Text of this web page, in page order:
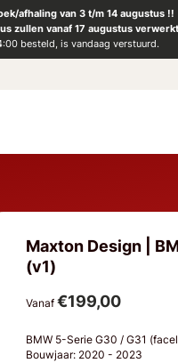
afhaling van 3 t/m 14 augustus !!
zullen vanaf 17 augustus
besteld, is vandaag verstuurd.
Maxton Design |
(v1)
Vanaf €199,00
BMW 5-Serie G30 / G31
Bouwjaar: 2020 - 2023